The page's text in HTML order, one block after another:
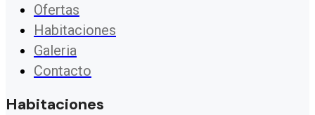
Ofertas
Habitaciones
Galeria
Contacto
Habitaciones